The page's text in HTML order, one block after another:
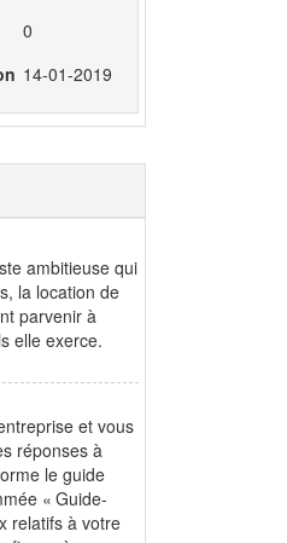
0
14-01-2019
ambitieuse qui
la location de
parvenir à
elle exerce.
et vous
réponses à
le guide
« Guide-
relatifs à votre